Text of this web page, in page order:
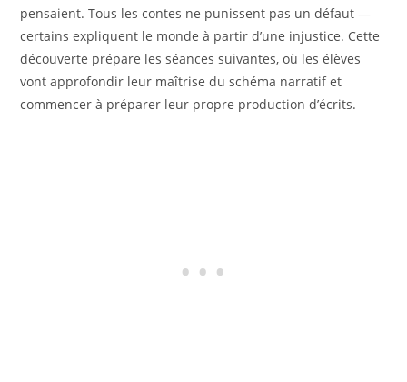
pensaient. Tous les contes ne punissent pas un défaut —
certains expliquent le monde à partir d’une injustice. Cette
découverte prépare les séances suivantes, où les élèves
vont approfondir leur maîtrise du schéma narratif et
commencer à préparer leur propre production d’écrits.